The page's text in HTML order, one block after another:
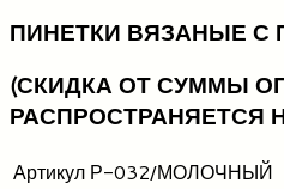
ПИНЕТКИ ВЯЗАНЫЕ С
(СКИДКА ОТ СУММЫ
РАСПРОСТРАНЯЕТСЯ
Артикул Р-032/МОЛОЧНЫЙ